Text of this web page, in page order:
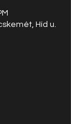
Híd u.